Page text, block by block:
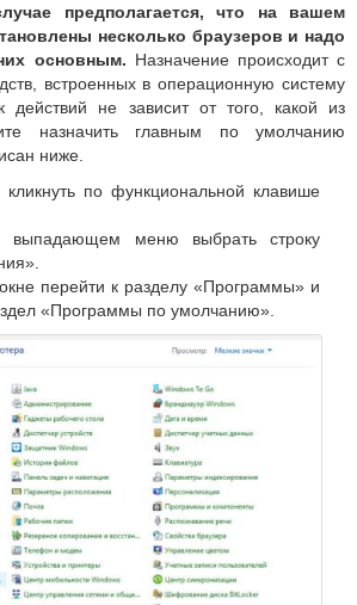
предполагается, что на вашем
несколько браузеров и надо
основным. Назначение происходит с
встроенных в операционную систему
действий не зависит от того, какой из
назначить главным по умолчанию
ниже.
по функциональной клавише
выпадающем меню выбрать строку
перейти к разделу «Программы» и
«Программы по умолчанию».